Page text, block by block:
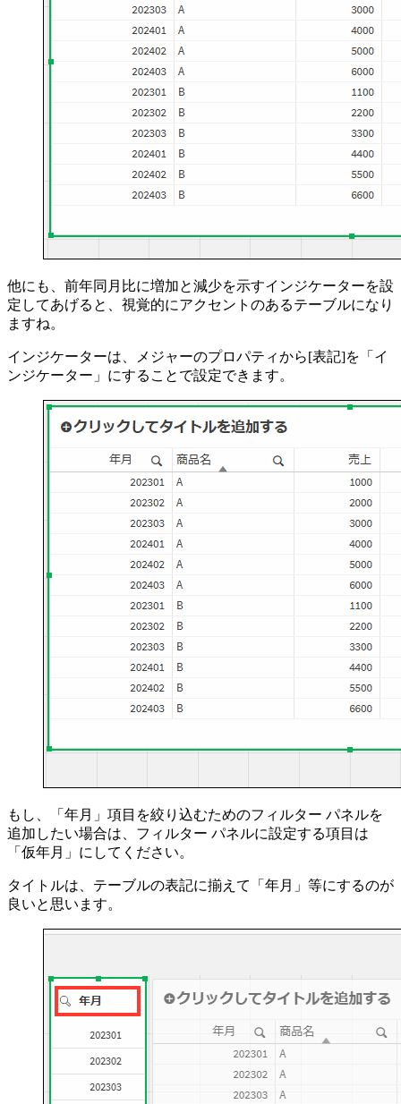
他にも、前年同月比に増加と減少を示すインジケーターを設
定してあげると、視覚的にアクセントのあるテーブルになり
ますね。
インジケーターは、メジャーのプロパティから[表記]を「イ
ンジケーター」にすることで設定できます。
もし、「年月」項目を絞り込むためのフィルター パネルを
追加したい場合は、フィルター パネルに設定する項目は
「仮年月」にしてください。
タイトルは、テーブルの表記に揃えて「年月」等にするのが
良いと思います。